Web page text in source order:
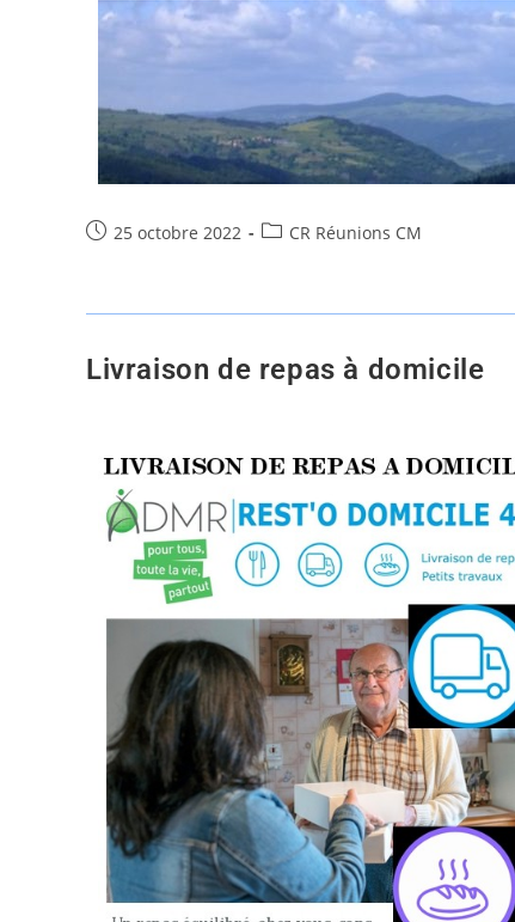
25 octobre 2022 CR Réunions CM
Livraison de repas à domicile